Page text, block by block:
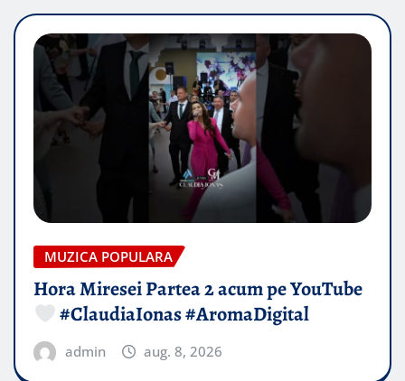
MUZICA POPULARA
Hora Miresei Partea 2 acum pe YouTube
#ClaudiaIonas #AromaDigital
admin aug. 8, 2026